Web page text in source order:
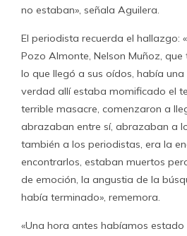
no estaban», señala Aguilera.
El periodista recuerda el hallazgo:
Pozo Almonte, Nelson Muñoz,
lo que llegó a sus oídos, había
verdad allí estaba momificado el
terrible masacre, comenzaron a
abrazaban entre sí, abrazaban a
también a los periodistas, era la
encontrarlos, estaban muertos
de emoción, la angustia de la
había terminado», rememora.
«Una hora antes habíamos estado